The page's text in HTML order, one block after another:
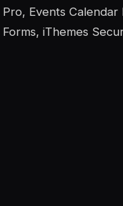
Pro, Events
Forms, iThemes